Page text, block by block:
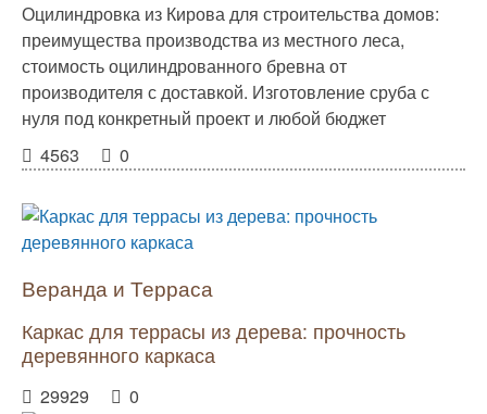
Оцилиндровка из Кирова для строительства домов:
преимущества производства из местного леса,
стоимость оцилиндрованного бревна от
производителя с доставкой. Изготовление сруба с
нуля под конкретный проект и любой бюджет
4563
0
Веранда и Терраса
Каркас для террасы из дерева: прочность
деревянного каркаса
29929 0